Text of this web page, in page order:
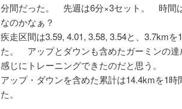
分間だった。 先週は6分×3セット。 時間
なのかなぁ？
疾走区間は3.59, 4.01, 3.58, 3.54と、3.7km
た。 アップとダウンも含めたガーミンの
感じにトレーニングできたのだと思う。
アップ・ダウンを含めた累計は14.4kmを1
た。